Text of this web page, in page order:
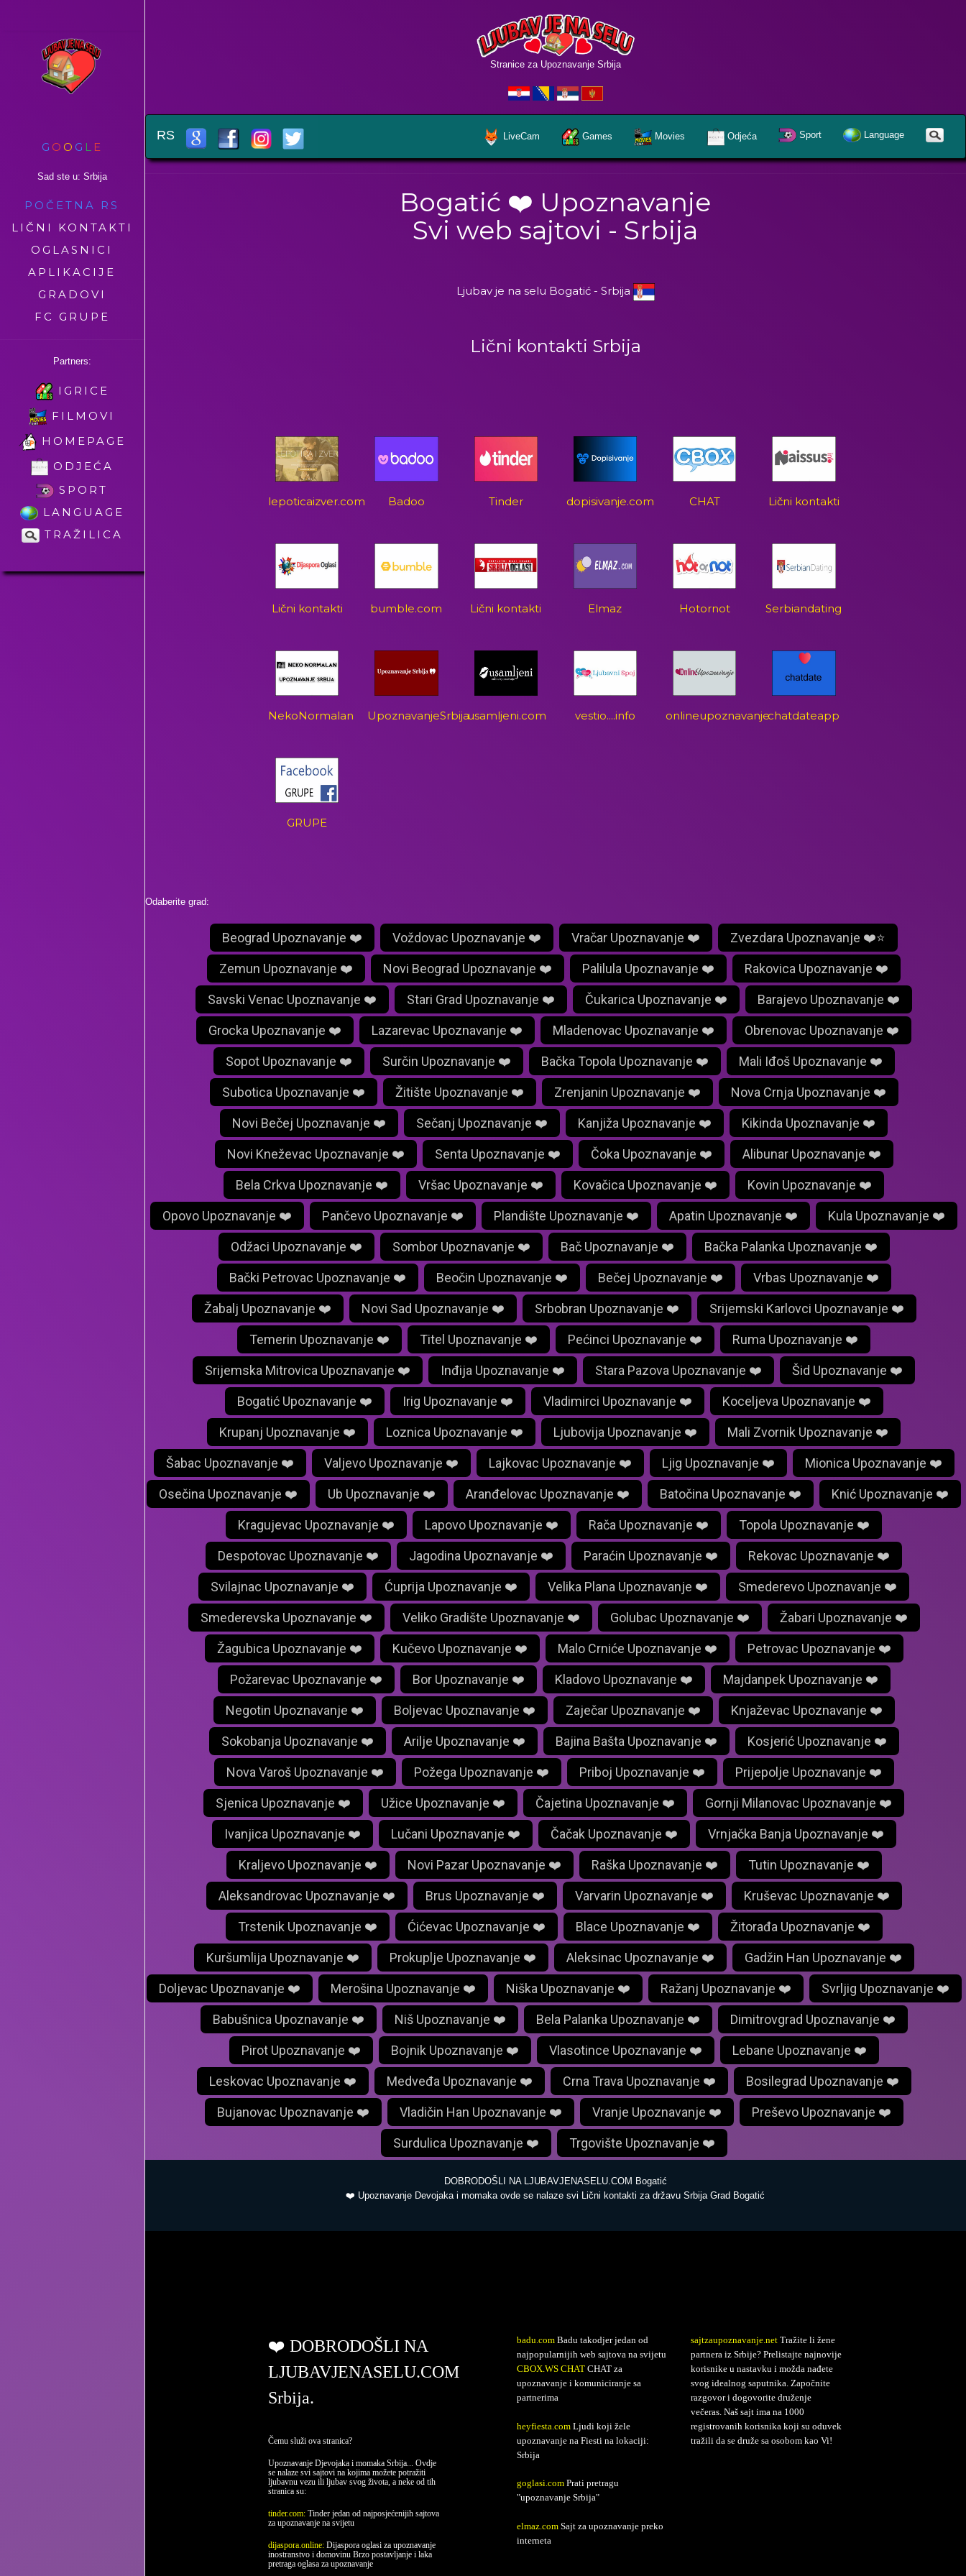
G O O G L E
Sad ste u: Srbija
POČETNA RS
LIČNI KONTAKTI
OGLASNICI
APLIKACIJE
GRADOVI
FC GRUPE
Partners:
IGRICE
FILMOVI
HOMEPAGE
ODJEĆA
SPORT
LANGUAGE
TRAŽILICA
Stranice za Upoznavanje Srbija
RS LiveCam Games Movies Odjeća Sport Language
Bogatić ❤️ Upoznavanje
Svi web sajtovi - Srbija
Ljubav je na selu Bogatić - Srbija
Lični kontakti Srbija
lepoticaizver.com Badoo Tinder dopisivanje.com CHAT Lični kontakti
Lični kontakti bumble.com Lični kontakti Elmaz Hotornot Serbiandating
NekoNormalan UpoznavanjeSrbijausamljeni.com vestio....info onlineupoznavanjechatdateapp
GRUPE
Odaberite grad:
Beograd Upoznavanje ❤️ Voždovac Upoznavanje ❤️ Vračar Upoznavanje ❤️ Zvezdara Upoznavanje ❤️⭐
Zemun Upoznavanje ❤️ Novi Beograd Upoznavanje ❤️ Palilula Upoznavanje ❤️ Rakovica Upoznavanje ❤️
Savski Venac Upoznavanje ❤️ Stari Grad Upoznavanje ❤️ Čukarica Upoznavanje ❤️ Barajevo Upoznavanje ❤️
Grocka Upoznavanje ❤️ Lazarevac Upoznavanje ❤️ Mladenovac Upoznavanje ❤️ Obrenovac Upoznavanje ❤️
Sopot Upoznavanje ❤️ Surčin Upoznavanje ❤️ Bačka Topola Upoznavanje ❤️ Mali Iđoš Upoznavanje ❤️
Subotica Upoznavanje ❤️ Žitište Upoznavanje ❤️ Zrenjanin Upoznavanje ❤️ Nova Crnja Upoznavanje ❤️
Novi Bečej Upoznavanje ❤️ Sečanj Upoznavanje ❤️ Kanjiža Upoznavanje ❤️ Kikinda Upoznavanje ❤️
Novi Kneževac Upoznavanje ❤️ Senta Upoznavanje ❤️ Čoka Upoznavanje ❤️ Alibunar Upoznavanje ❤️
Bela Crkva Upoznavanje ❤️ Vršac Upoznavanje ❤️ Kovačica Upoznavanje ❤️ Kovin Upoznavanje ❤️
Opovo Upoznavanje ❤️ Pančevo Upoznavanje ❤️ Plandište Upoznavanje ❤️ Apatin Upoznavanje ❤️ Kula Upoznavanje ❤️
Odžaci Upoznavanje ❤️ Sombor Upoznavanje ❤️ Bač Upoznavanje ❤️ Bačka Palanka Upoznavanje ❤️
Bački Petrovac Upoznavanje ❤️ Beočin Upoznavanje ❤️ Bečej Upoznavanje ❤️ Vrbas Upoznavanje ❤️
Žabalj Upoznavanje ❤️ Novi Sad Upoznavanje ❤️ Srbobran Upoznavanje ❤️ Srijemski Karlovci Upoznavanje ❤️
Temerin Upoznavanje ❤️ Titel Upoznavanje ❤️ Pećinci Upoznavanje ❤️ Ruma Upoznavanje ❤️
Srijemska Mitrovica Upoznavanje ❤️ Inđija Upoznavanje ❤️ Stara Pazova Upoznavanje ❤️ Šid Upoznavanje ❤️
Bogatić Upoznavanje ❤️ Irig Upoznavanje ❤️ Vladimirci Upoznavanje ❤️ Koceljeva Upoznavanje ❤️
Krupanj Upoznavanje ❤️ Loznica Upoznavanje ❤️ Ljubovija Upoznavanje ❤️ Mali Zvornik Upoznavanje ❤️
Šabac Upoznavanje ❤️ Valjevo Upoznavanje ❤️ Lajkovac Upoznavanje ❤️ Ljig Upoznavanje ❤️ Mionica Upoznavanje ❤️
Osečina Upoznavanje ❤️ Ub Upoznavanje ❤️ Aranđelovac Upoznavanje ❤️ Batočina Upoznavanje ❤️ Knić Upoznavanje ❤️
Kragujevac Upoznavanje ❤️ Lapovo Upoznavanje ❤️ Rača Upoznavanje ❤️ Topola Upoznavanje ❤️
Despotovac Upoznavanje ❤️ Jagodina Upoznavanje ❤️ Paraćin Upoznavanje ❤️ Rekovac Upoznavanje ❤️
Svilajnac Upoznavanje ❤️ Ćuprija Upoznavanje ❤️ Velika Plana Upoznavanje ❤️ Smederevo Upoznavanje ❤️
Smederevska Upoznavanje ❤️ Veliko Gradište Upoznavanje ❤️ Golubac Upoznavanje ❤️ Žabari Upoznavanje ❤️
Žagubica Upoznavanje ❤️ Kučevo Upoznavanje ❤️ Malo Crniće Upoznavanje ❤️ Petrovac Upoznavanje ❤️
Požarevac Upoznavanje ❤️ Bor Upoznavanje ❤️ Kladovo Upoznavanje ❤️ Majdanpek Upoznavanje ❤️
Negotin Upoznavanje ❤️ Boljevac Upoznavanje ❤️ Zaječar Upoznavanje ❤️ Knjaževac Upoznavanje ❤️
Sokobanja Upoznavanje ❤️ Arilje Upoznavanje ❤️ Bajina Bašta Upoznavanje ❤️ Kosjerić Upoznavanje ❤️
Nova Varoš Upoznavanje ❤️ Požega Upoznavanje ❤️ Priboj Upoznavanje ❤️ Prijepolje Upoznavanje ❤️
Sjenica Upoznavanje ❤️ Užice Upoznavanje ❤️ Čajetina Upoznavanje ❤️ Gornji Milanovac Upoznavanje ❤️
Ivanjica Upoznavanje ❤️ Lučani Upoznavanje ❤️ Čačak Upoznavanje ❤️ Vrnjačka Banja Upoznavanje ❤️
Kraljevo Upoznavanje ❤️ Novi Pazar Upoznavanje ❤️ Raška Upoznavanje ❤️ Tutin Upoznavanje ❤️
Aleksandrovac Upoznavanje ❤️ Brus Upoznavanje ❤️ Varvarin Upoznavanje ❤️ Kruševac Upoznavanje ❤️
Trstenik Upoznavanje ❤️ Ćićevac Upoznavanje ❤️ Blace Upoznavanje ❤️ Žitorađa Upoznavanje ❤️
Kuršumlija Upoznavanje ❤️ Prokuplje Upoznavanje ❤️ Aleksinac Upoznavanje ❤️ Gadžin Han Upoznavanje ❤️
Doljevac Upoznavanje ❤️ Merošina Upoznavanje ❤️ Niška Upoznavanje ❤️ Ražanj Upoznavanje ❤️ Svrljig Upoznavanje ❤️
Babušnica Upoznavanje ❤️ Niš Upoznavanje ❤️ Bela Palanka Upoznavanje ❤️ Dimitrovgrad Upoznavanje ❤️
Pirot Upoznavanje ❤️ Bojnik Upoznavanje ❤️ Vlasotince Upoznavanje ❤️ Lebane Upoznavanje ❤️
Leskovac Upoznavanje ❤️ Medveđa Upoznavanje ❤️ Crna Trava Upoznavanje ❤️ Bosilegrad Upoznavanje ❤️
Bujanovac Upoznavanje ❤️ Vladičin Han Upoznavanje ❤️ Vranje Upoznavanje ❤️ Preševo Upoznavanje ❤️
Surdulica Upoznavanje ❤️ Trgovište Upoznavanje ❤️
DOBRODOŠLI NA LJUBAVJENASELU.COM Bogatić
❤️ Upoznavanje Devojaka i momaka ovde se nalaze svi Lični kontakti za državu Srbija Grad Bogatić
❤️ DOBRODOŠLI NA
LJUBAVJENASELU.COM
Srbija.
Čemu služi ova stranica?
Upoznavanje Djevojaka i momaka Srbija... Ovdje
se nalaze svi sajtovi na kojima možete potražiti
ljubavnu vezu ili ljubav svog života, a neke od tih
stranica su:
tinder.com: Tinder jedan od najposjećenijih sajtova
za upoznavanje na svijetu
dijaspora.online: Dijaspora oglasi za upoznavanje
inostranstvo i domovinu Brzo postavljanje i laka
pretraga oglasa za upoznavanje
badu.com Badu takodjer jedan od
najpopularnijih web sajtova na svijetu
CBOX.WS CHAT CHAT za
upoznavanje i komuniciranje sa
partnerima
heyfiesta.com Ljudi koji žele
upoznavanje na Fiesti na lokaciji:
Srbija
goglasi.com Prati pretragu
"upoznavanje Srbija"
elmaz.com Sajt za upoznavanje preko
interneta
sajtzaupoznavanje.net Tražite li žene
partnera iz Srbije? Prelistajte najnovije
korisnike u nastavku i možda nađete
svog idealnog saputnika. Započnite
razgovor i dogovorite druženje
večeras. Naš sajt ima na 1000
registrovanih korisnika koji su oduvek
tražili da se druže sa osobom kao Vi!